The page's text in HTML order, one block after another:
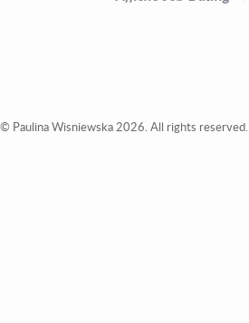
© Paulina Wisniewska 2026. All rights reserved.